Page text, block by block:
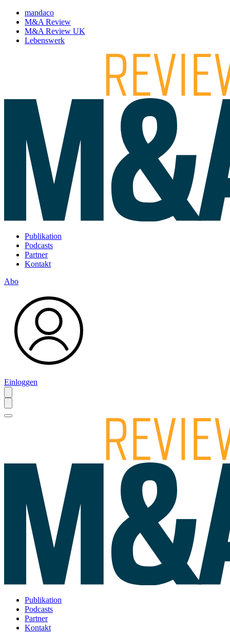
mandaco
M&A Review
M&A Review UK
Lebenswerk
Publikation
Podcasts
Partner
Kontakt
Abo
Einloggen
Publikation
Podcasts
Partner
Kontakt